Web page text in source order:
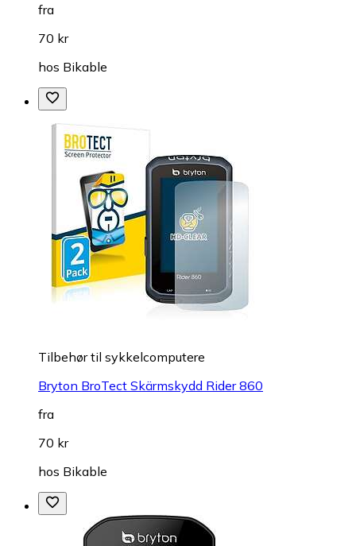
fra
70 kr
hos Bikable
Tilbehør til sykkelcomputere
Bryton BroTect Skärmskydd Rider 860
fra
70 kr
hos Bikable